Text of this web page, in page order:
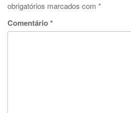
obrigatórios marcados com *
Comentário*